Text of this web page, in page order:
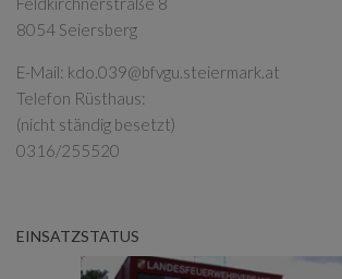
8054 Seiersberg
E-Mail: kdo.039@bfvgu.steiermark.at
Telefon Rüsthaus:
(nicht ständig besetzt)
0316/255520
EINSATZSTATUS